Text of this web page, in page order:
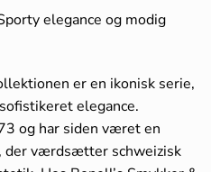
elegance og modig
er en ikonisk serie,
elegance.
og har siden været en
der værdsætter schweizisk